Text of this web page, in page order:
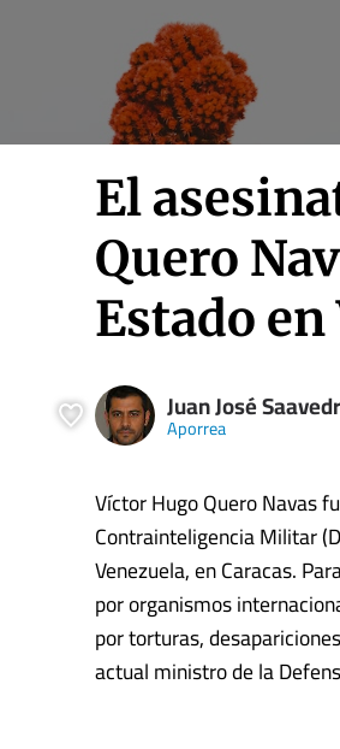
El
Quero
Estado
Juan José
Aporrea
Víctor Hugo Quero Navas
Contrainteligencia Militar
Venezuela, en Caracas.
por organismos
por torturas,
actual ministro de la